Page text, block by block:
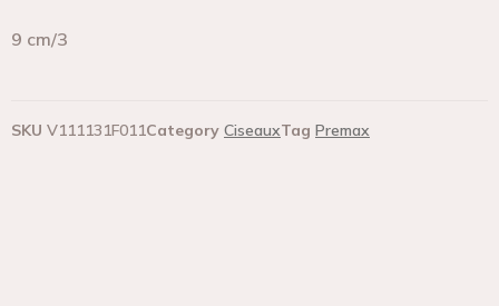
9 cm/3
SKU V111131F011Category CiseauxTag Premax